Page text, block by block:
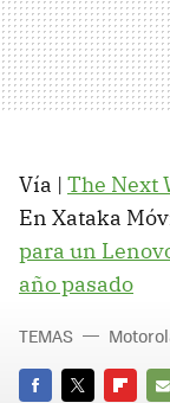
Vía | The Next
En Xataka
para un
año pasado
TEMAS